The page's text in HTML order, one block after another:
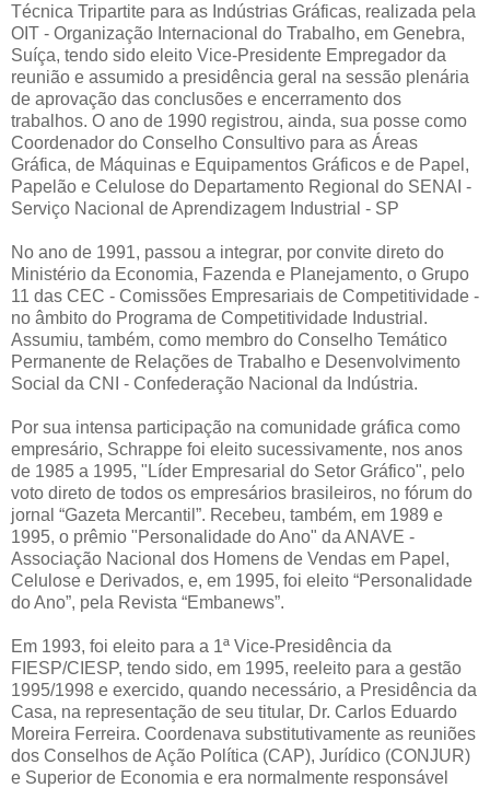
Técnica Tripartite para as Indústrias Gráficas, realizada pela
OIT - Organização Internacional do Trabalho, em Genebra,
Suíça, tendo sido eleito Vice-Presidente Empregador da
reunião e assumido a presidência geral na sessão plenária
de aprovação das conclusões e encerramento dos
trabalhos. O ano de 1990 registrou, ainda, sua posse como
Coordenador do Conselho Consultivo para as Áreas
Gráfica, de Máquinas e Equipamentos Gráficos e de Papel,
Papelão e Celulose do Departamento Regional do SENAI -
Serviço Nacional de Aprendizagem Industrial - SP
No ano de 1991, passou a integrar, por convite direto do
Ministério da Economia, Fazenda e Planejamento, o Grupo
11 das CEC - Comissões Empresariais de Competitividade -
no âmbito do Programa de Competitividade Industrial.
Assumiu, também, como membro do Conselho Temático
Permanente de Relações de Trabalho e Desenvolvimento
Social da CNI - Confederação Nacional da Indústria.
Por sua intensa participação na comunidade gráfica como
empresário, Schrappe foi eleito sucessivamente, nos anos
de 1985 a 1995, "Líder Empresarial do Setor Gráfico", pelo
voto direto de todos os empresários brasileiros, no fórum do
jornal “Gazeta Mercantil”. Recebeu, também, em 1989 e
1995, o prêmio "Personalidade do Ano" da ANAVE -
Associação Nacional dos Homens de Vendas em Papel,
Celulose e Derivados, e, em 1995, foi eleito “Personalidade
do Ano”, pela Revista “Embanews”.
Em 1993, foi eleito para a 1ª Vice-Presidência da
FIESP/CIESP, tendo sido, em 1995, reeleito para a gestão
1995/1998 e exercido, quando necessário, a Presidência da
Casa, na representação de seu titular, Dr. Carlos Eduardo
Moreira Ferreira. Coordenava substitutivamente as reuniões
dos Conselhos de Ação Política (CAP), Jurídico (CONJUR)
e Superior de Economia e era normalmente responsável